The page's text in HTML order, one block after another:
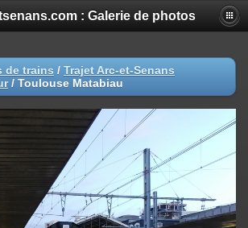
: Galerie de photos
de trains / Trajet Arc-et-Senans
/ Toulouse Matabiau